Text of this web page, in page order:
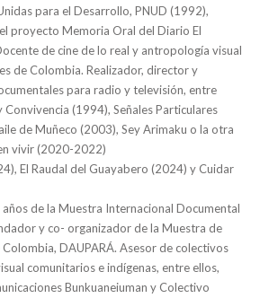
para el Desarrollo, PNUD (1992),
proyecto Memoria Oral del Diario El
de cine de lo real y antropología visual
de Colombia. Realizador, director y
para radio y televisión, entre
(1994), Señales Particulares
de Muñeco (2003), Sey Arimaku o la otra
vivir (2020-2022)
El Raudal del Guayabero (2024) y Cuidar
de la Muestra Internacional Documental
y co- organizador de la Muestra de
DAUPARÁ. Asesor de colectivos
comunitarios e indígenas, entre ellos,
Bunkuaneiuman y Colectivo